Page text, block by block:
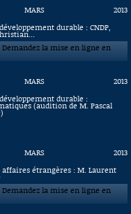
MARS
2013
durable : CNDP,
la mise en ligne en
MARS
2013
durable :
(audition de M. Pascal
MARS
2013
étrangères : M. Laurent
la mise en ligne en